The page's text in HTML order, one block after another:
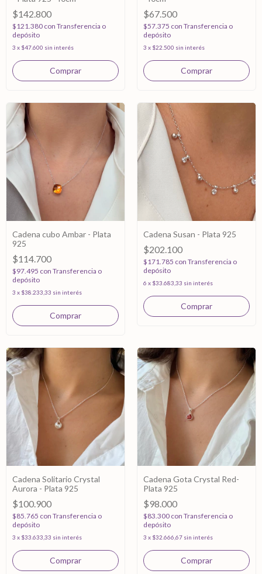
$142.800
$121.380 con Transferencia o
depósito
3 x $47.600 sin interés
$67.500
$57.375 con Transferencia o
depósito
3 x $22.500 sin interés
Cadena cubo Ambar - Plata
925
$114.700
$97.495 con Transferencia o
depósito
3 x $38.233,33 sin interés
Cadena Susan - Plata 925
$202.100
$171.785 con Transferencia o
depósito
6 x $33.683,33 sin interés
Cadena Solitario Crystal
Aurora - Plata 925
$100.900
$85.765 con Transferencia o
depósito
3 x $33.633,33 sin interés
Cadena Gota Crystal Red-
Plata 925
$98.000
$83.300 con Transferencia o
depósito
3 x $32.666,67 sin interés